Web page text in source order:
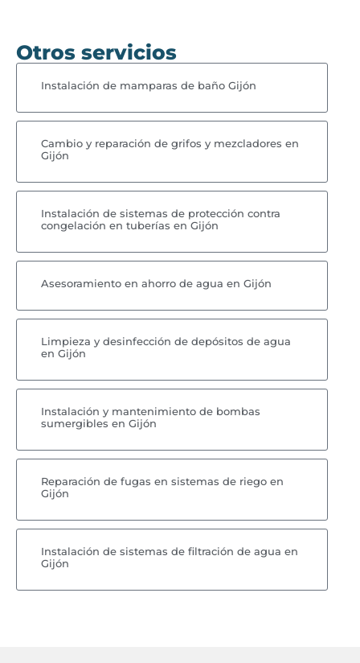
Otros servicios
Instalación de mamparas de baño Gijón
Cambio y reparación de grifos y mezcladores en
Gijón
Instalación de sistemas de protección contra
congelación en tuberías en Gijón
Asesoramiento en ahorro de agua en Gijón
Limpieza y desinfección de depósitos de agua
en Gijón
Instalación y mantenimiento de bombas
sumergibles en Gijón
Reparación de fugas en sistemas de riego en
Gijón
Instalación de sistemas de filtración de agua en
Gijón